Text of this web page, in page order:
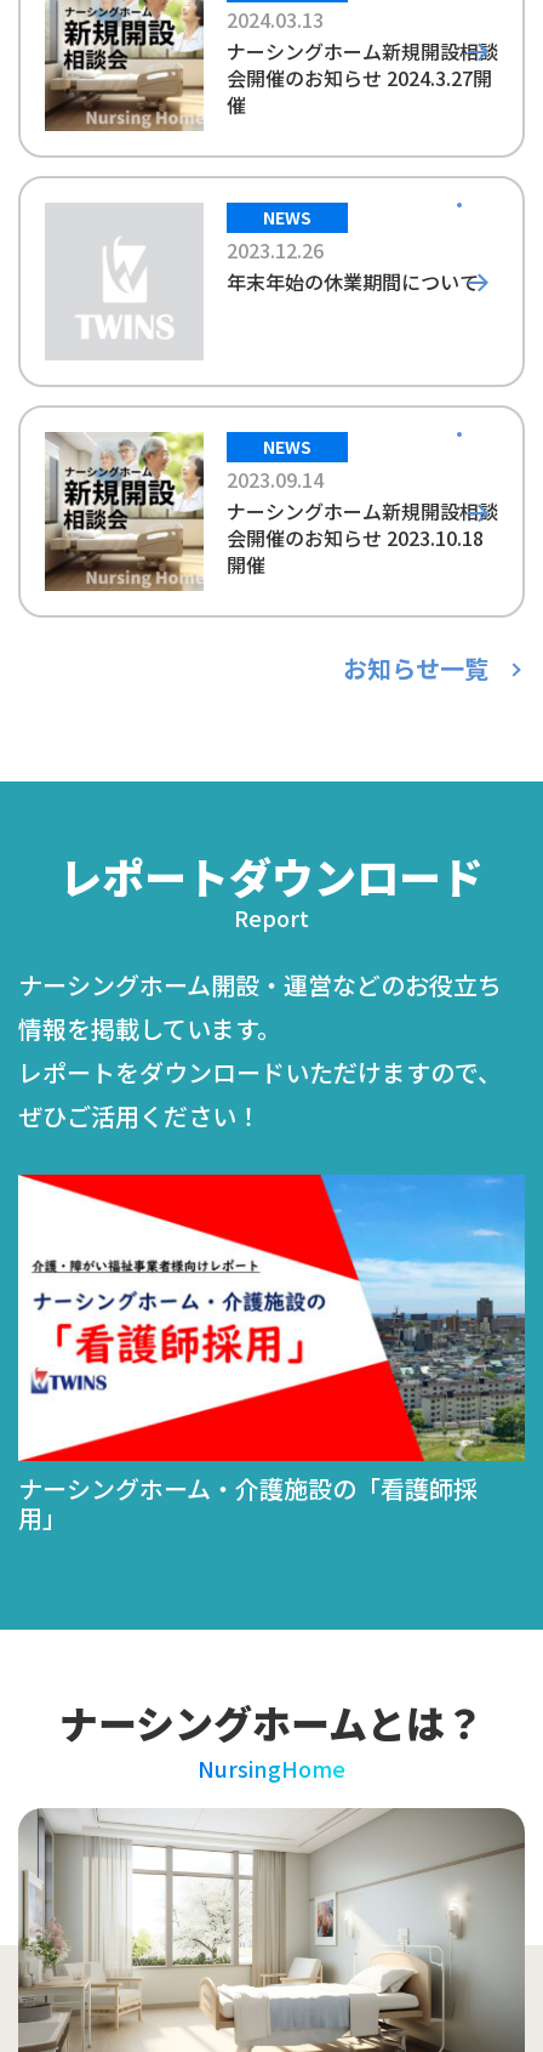
2024.03.13
ナーシングホーム新規開設相談
会開催のお知らせ 2024.3.27開
催
NEWS
2023.12.26
年末年始の休業期間について
NEWS
2023.09.14
ナーシングホーム新規開設相談
会開催のお知らせ 2023.10.18
開催
お知らせ一覧
レポートダウンロード
Report
ナーシングホーム開設・運営などのお役立ち
情報を掲載しています。
レポートをダウンロードいただけますので、
ぜひご活用ください！
グホーム・介護施設の「看護師採
ナーシ
ナーシングホームとは？
NursingHome